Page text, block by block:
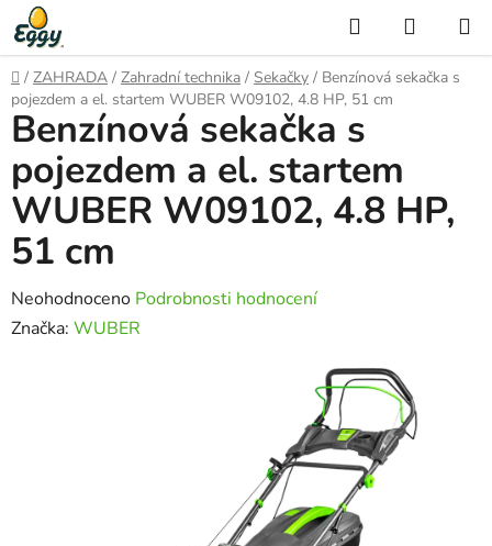
Přejít
na
obsah
Hledat
KOŠÍK
Domů
/ ZAHRADA / Zahradní technika / Sekačky / Benzínová sekačka s
pojezdem a el. startem WUBER W09102, 4.8 HP, 51 cm
Benzínová sekačka s
pojezdem a el. startem
WUBER W09102, 4.8 HP,
51 cm
Průměrné
hodnocení
Neohodnoceno Podrobnosti hodnocení
Značka: WUBER